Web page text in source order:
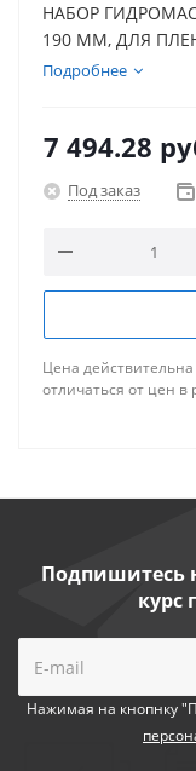
НАБОР
190 ММ, ДЛЯ
Подробнее
7 494.28
Под заказ
Цена
отличаться от цен
Подпишитесь
курс
Нажимая на кнопнку